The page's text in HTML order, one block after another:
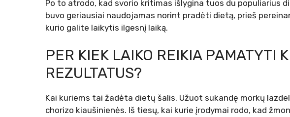
Po to atrodo, kad svorio kritimas išlygina tuos du populiarius
buvo geriausiai naudojamas norint pradėti dietą, prieš
kurio galite laikytis ilgesnį laiką.
PER KIEK LAIKO REIKIA PAMATYTI
REZULTATUS?
Kai kuriems tai žadėta dietų šalis. Užuot sukandę morkų
chorizo ​​kiaušinienės. Iš tiesų, kai kurie įrodymai rodo, kad